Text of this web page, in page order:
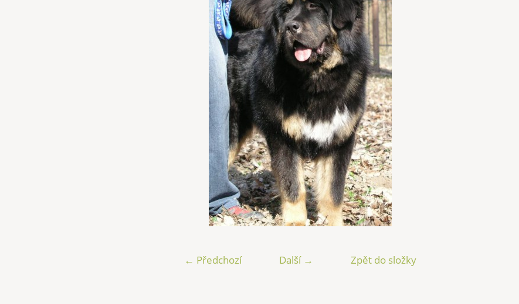
← Předchozí Další → Zpět do složky